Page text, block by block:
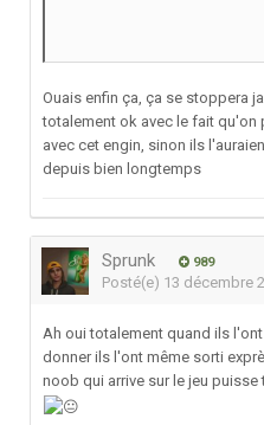
Ouais enfin ça, ça se stoppera
totalement ok avec le fait qu'on
avec cet engin, sinon ils
depuis bien longtemps
Sprunk 989
Posté(e) 13 décembre
Ah oui totalement quand ils
donner ils l'ont même sorti
noob qui arrive sur le jeu